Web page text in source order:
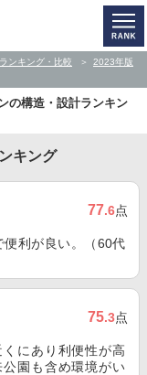
ンキング・比較
2023年版
の構造・設計ランキン
キング
77.6点
便利が良い。（60代
75.3点
にあり利便性が高
園も含め環境がい